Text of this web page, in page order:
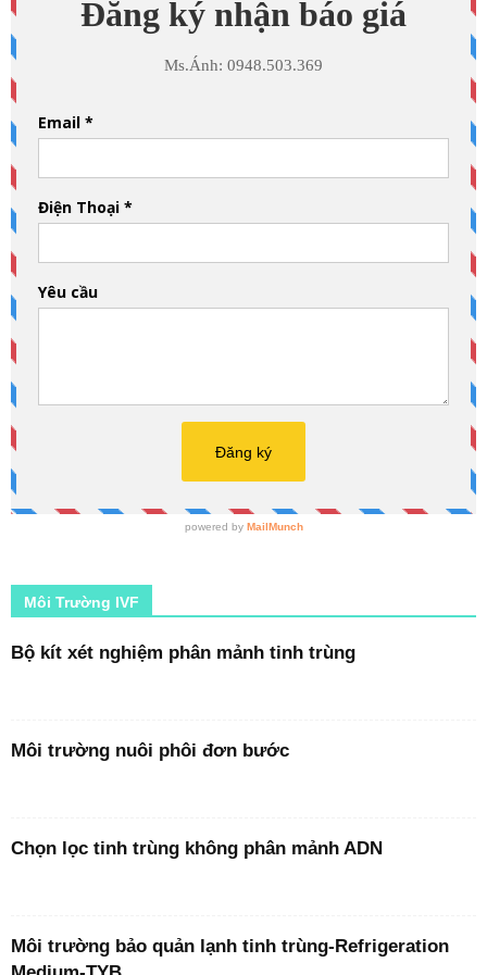
Môi Trường IVF
Bộ kít xét nghiệm phân mảnh tinh trùng
Môi trường nuôi phôi đơn bước
Chọn lọc tinh trùng không phân mảnh ADN
Môi trường bảo quản lạnh tinh trùng-Refrigeration